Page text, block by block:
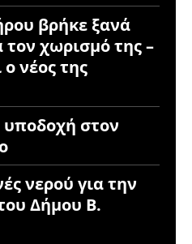
βρήκε ξανά
τον χωρισμό της –
ο νέος της
στον
νερού για την
Δήμου Β.